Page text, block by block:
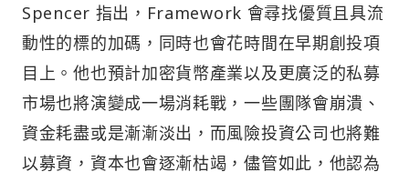
Spencer 指出，Framework 會尋找優質且具流
動性的標的加碼，同時也會花時間在早期創投項
目上。他也預計加密貨幣產業以及更廣泛的私募
市場也將演變成一場消耗戰，一些團隊會崩潰、
資金耗盡或是漸漸淡出，而風險投資公司也將難
以募資，資本也會逐漸枯竭，儘管如此，他認為